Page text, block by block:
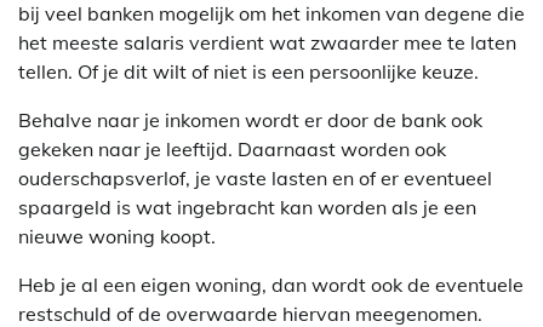
bij veel banken mogelijk om het inkomen van degene die
het meeste salaris verdient wat zwaarder mee te laten
tellen. Of je dit wilt of niet is een persoonlijke keuze.
Behalve naar je inkomen wordt er door de bank ook
gekeken naar je leeftijd. Daarnaast worden ook
ouderschapsverlof, je vaste lasten en of er eventueel
spaargeld is wat ingebracht kan worden als je een
nieuwe woning koopt.
Heb je al een eigen woning, dan wordt ook de eventuele
restschuld of de overwaarde hiervan meegenomen.